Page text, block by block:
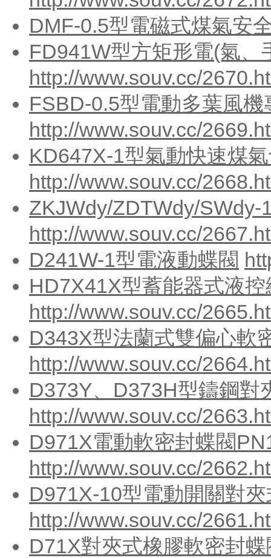
DMF-0.5型電磁式煤氣安
FD941W型方矩形電(氣、
http://www.souv.cc/
FSBD-0.5型電動多葉風機
http://www.souv.cc/
KD647X-1型氣動快速煤
http://www.souv.cc/
ZKJWdy/ZDTWdy/
http://www.souv.cc/
D241W-1型電液動蝶閥
HD7X41X型蓄能器式液
http://www.souv.cc/
D343X型法蘭式雙偏心軟
http://www.souv.cc/
D373Y、D373H型鑄鋼對
http://www.souv.cc/
D971X電動軟密封蝶閥
http://www.souv.cc/
D971X-10型電動開關對
http://www.souv.cc/
D71X對夾式橡膠軟密封